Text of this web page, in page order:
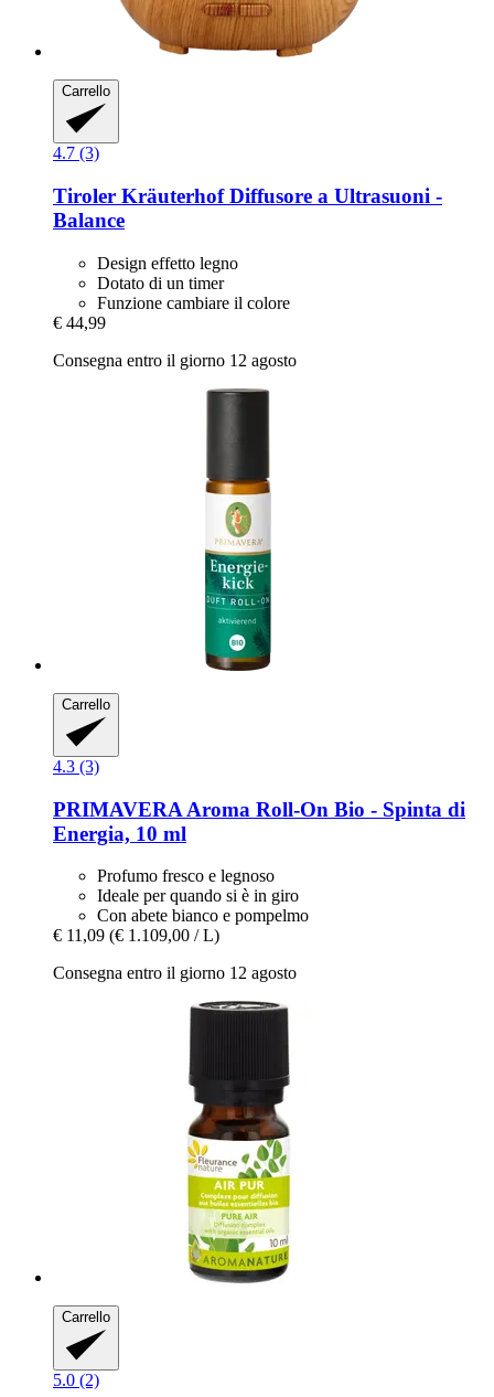
Carrello
4.7 (3)
Tiroler KräuterhofDiffusore a Ultrasuoni -​
Balance
Design effetto legno
Dotato di un timer
Funzione cambiare il colore
€ 44,99
Consegna entro il giorno 12 agosto
Carrello
4.3 (3)
PRIMAVERA Aroma Roll-​On Bio -​ Spinta di
Energia, 10 ml
Profumo fresco e legnoso
Ideale per quando si è in giro
Con abete bianco e pompelmo
€ 11,09 (€ 1.109,00 / L)
Consegna entro il giorno 12 agosto
Carrello
5.0 (2)